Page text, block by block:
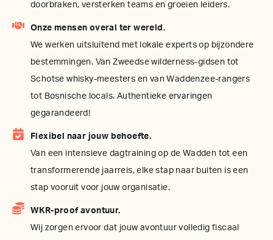
doorbraken, versterken teams en groeien leiders.
Onze mensen overal ter wereld.
We werken uitsluitend met lokale experts op bijzondere
bestemmingen. Van Zweedse wilderness-gidsen tot
Schotse whisky-meesters en van Waddenzee-rangers
tot Bosnische locals. Authentieke ervaringen
gegarandeerd!
Flexibel naar jouw behoefte.
Van een intensieve dagtraining op de Wadden tot een
transformerende jaarreis, elke stap naar buiten is een
stap vooruit voor jouw organisatie.
WKR-proof avontuur.
Wij zorgen ervoor dat jouw avontuur volledig fiscaal